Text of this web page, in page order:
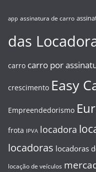
app assinatura de carro
das
carro carro por
crescimento Easy
Empreendedorismo
frota IPVA locadora
locadoras locadoras
locação de veículos